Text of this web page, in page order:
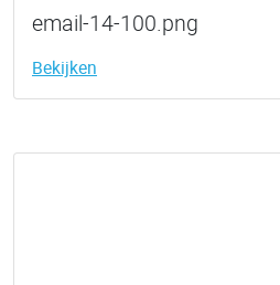
email-14-100.png
Bekijken